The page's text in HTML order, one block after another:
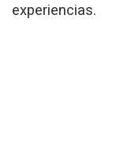
experiencias.